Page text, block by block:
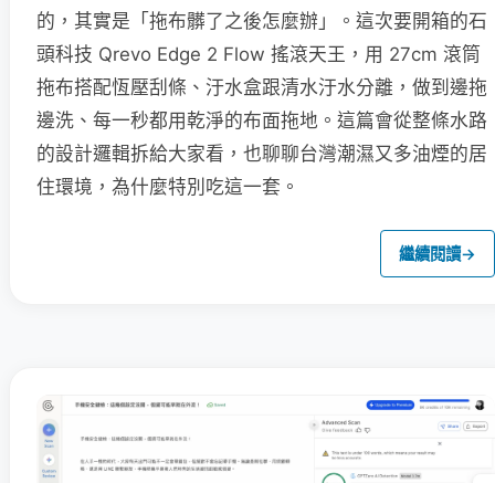
的，其實是「拖布髒了之後怎麼辦」。這次要開箱的石
頭科技 Qrevo Edge 2 Flow 搖滾天王，用 27cm 滾筒
拖布搭配恆壓刮條、汙水盒跟清水汙水分離，做到邊拖
邊洗、每一秒都用乾淨的布面拖地。這篇會從整條水路
的設計邏輯拆給大家看，也聊聊台灣潮濕又多油煙的居
住環境，為什麼特別吃這一套。
繼續閱讀→